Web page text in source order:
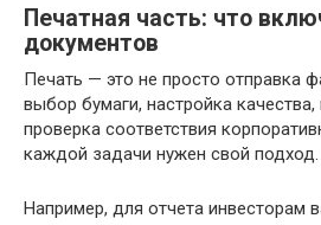
Печатная часть: что
документов
Печать — это не просто отправка
выбор бумаги, настройка
проверка соответствия
каждой задачи нужен свой подход.
Например, для отчета инвесторам